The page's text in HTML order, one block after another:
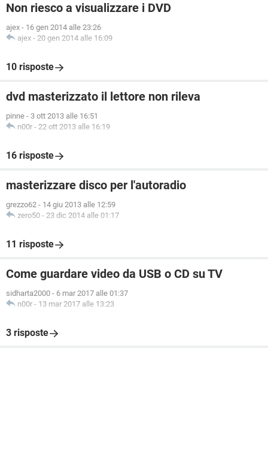
Non riesco a visualizzare i DVD
ajex - 16 gen 2014 alle 23:26
ajex - 20 gen 2014 alle 16:09
10 risposte
dvd masterizzato il lettore non rileva
pinne - 3 ott 2013 alle 16:51
n00r - 22 ott 2013 alle 16:19
16 risposte
masterizzare disco per l'autoradio
grezzo62 - 14 giu 2013 alle 12:59
zero50 - 23 dic 2014 alle 01:17
11 risposte
Come guardare video da USB o CD su TV
sidharta2000 - 6 mar 2017 alle 01:37
n00r - 13 mar 2017 alle 13:23
3 risposte